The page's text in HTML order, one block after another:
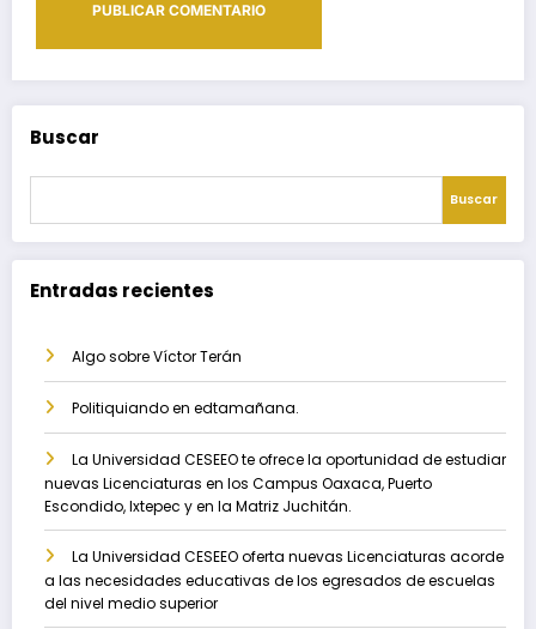
Buscar
Buscar
Entradas recientes
Algo sobre Víctor Terán
Politiquiando en edtamañana.
La Universidad CESEEO te ofrece la oportunidad de estudiar
nuevas Licenciaturas en los Campus Oaxaca, Puerto
Escondido, Ixtepec y en la Matriz Juchitán.
La Universidad CESEEO oferta nuevas Licenciaturas acorde
a las necesidades educativas de los egresados de escuelas
del nivel medio superior